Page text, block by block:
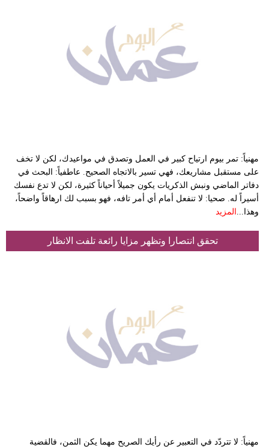
مهنياً: تمر بيوم ارتياح كبير في العمل وتصدق في مواعيدك، لكن لا تخف
على مستقبل مشاريعك، فهي تسير بالاتجاه الصحيح. عاطفياً: البحث في
دفاتر الماضي ونبش الذكريات يكون جميلاً أحياناً كثيرة، لكن لا تدع نفسك
أسيراً له. صحيا: لا تنفعل أمام أي أمر تافه، فهو بسبب لك ارهاقاً واضحاً،
وهذا... المزيد
تحقق انتصارا وتظهر مزايا رائعة تلفت الانظار
مهنياً: لا تتردّد في التعبير عن رأيك الصريح مهما يكن الثمن، فالقضية